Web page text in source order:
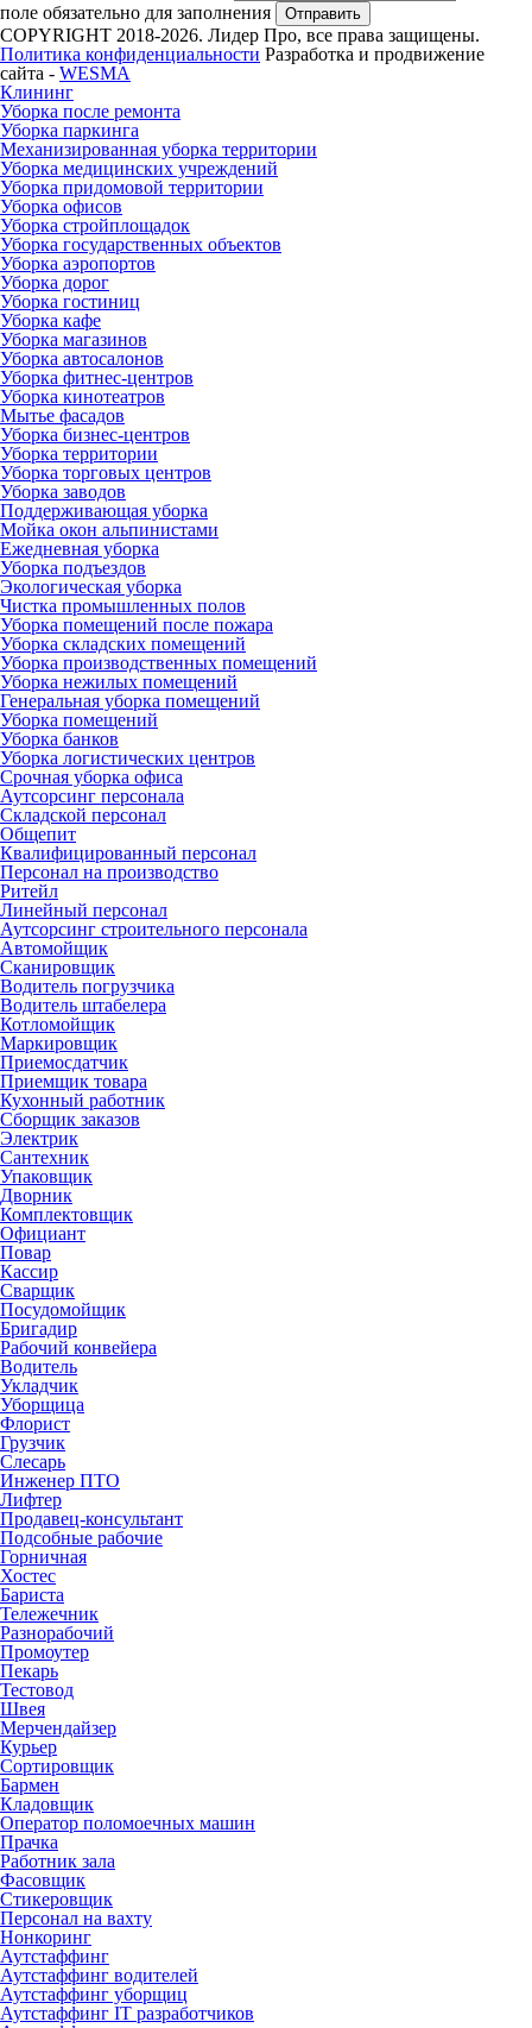
поле обязательно для заполнения
Отправить
COPYRIGHT 2018-2026. Лидер Про, все права защищены.
Политика конфиденциальности Разработка и продвижение
сайта - WESMA
Клининг
Уборка после ремонта
Уборка паркинга
Механизированная уборка территории
Уборка медицинских учреждений
Уборка придомовой территории
Уборка офисов
Уборка стройплощадок
Уборка государственных объектов
Уборка аэропортов
Уборка дорог
Уборка гостиниц
Уборка кафе
Уборка магазинов
Уборка автосалонов
Уборка фитнес-центров
Уборка кинотеатров
Мытье фасадов
Уборка бизнес-центров
Уборка территории
Уборка торговых центров
Уборка заводов
Поддерживающая уборка
Мойка окон альпинистами
Ежедневная уборка
Уборка подъездов
Экологическая уборка
Чистка промышленных полов
Уборка помещений после пожара
Уборка складских помещений
Уборка производственных помещений
Уборка нежилых помещений
Генеральная уборка помещений
Уборка помещений
Уборка банков
Уборка логистических центров
Срочная уборка офиса
Аутсорсинг персонала
Складской персонал
Общепит
Квалифицированный персонал
Персонал на производство
Ритейл
Линейный персонал
Аутсорсинг строительного персонала
Автомойщик
Сканировщик
Водитель погрузчика
Водитель штабелера
Котломойщик
Маркировщик
Приемосдатчик
Приемщик товара
Кухонный работник
Сборщик заказов
Электрик
Сантехник
Упаковщик
Дворник
Комплектовщик
Официант
Повар
Кассир
Сварщик
Посудомойщик
Бригадир
Рабочий конвейера
Водитель
Укладчик
Уборщица
Флорист
Грузчик
Слесарь
Инженер ПТО
Лифтер
Продавец-консультант
Подсобные рабочие
Горничная
Хостес
Бариста
Тележечник
Разнорабочий
Промоутер
Пекарь
Тестовод
Швея
Мерчендайзер
Курьер
Сортировщик
Бармен
Кладовщик
Оператор поломоечных машин
Прачка
Работник зала
Фасовщик
Стикеровщик
Персонал на вахту
Нонкоринг
Аутстаффинг
Аутстаффинг водителей
Аутстаффинг уборщиц
Аутстаффинг IT разработчиков